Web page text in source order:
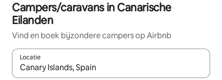
Campers/caravans in Canarische
Eilanden
Vind en boek bijzondere campers op Airbnb
Locatie
Wanneer er suggesties beschikbaar zijn, maak je een keuze